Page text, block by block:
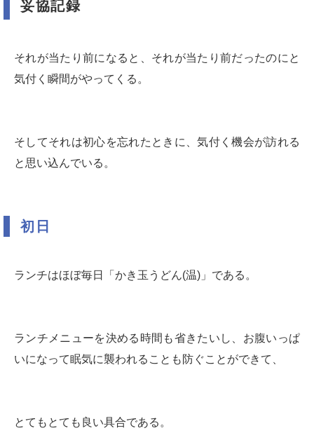
妥協記録
それが当たり前になると、それが当たり前だったのにと
気付く瞬間がやってくる。
そしてそれは初心を忘れたときに、気付く機会が訪れる
と思い込んでいる。
初日
ランチはほぼ毎日「かき玉うどん(温)」である。
ランチメニューを決める時間も省きたいし、お腹いっぱ
いになって眠気に襲われることも防ぐことができて、
とてもとても良い具合である。